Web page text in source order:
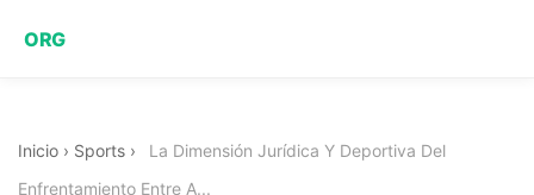
ORG
Inicio › Sports ›
La Dimensión Jurídica Y Deportiva Del
Enfrentamiento Entre A...